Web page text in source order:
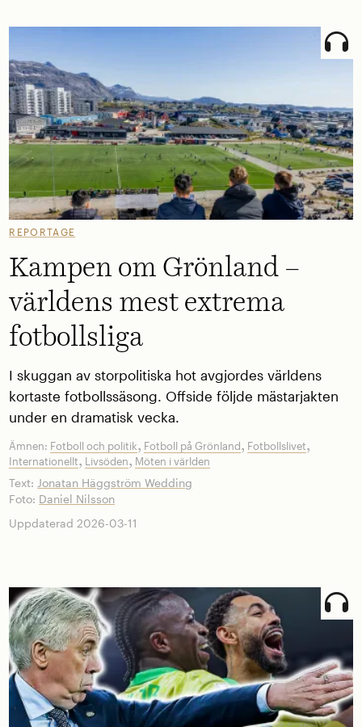
REPORTAGE
Kampen om Grönland –
världens mest extrema
fotbollsliga
I skuggan av storpolitiska hot avgjordes världens
kortaste fotbollssäsong. Offside följde mästarjakten
under en dramatisk vecka.
Ämnen: Fotboll och politik, Fotboll på Grönland, Fotbollslivet,
Internationellt, Livsöden, Möten i världen
Text: Jonatan Häggström Wedding
Foto: Daniel Nilsson
Uppdaterad 2026-03-11